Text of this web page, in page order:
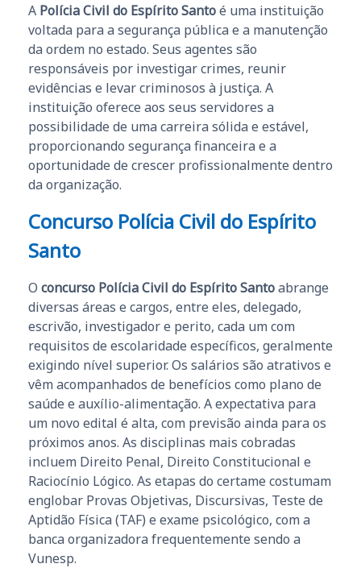
A Polícia Civil do Espírito Santoé uma instituição
voltada para a segurança pública e a manutenção
da ordem no estado. Seus agentes são
responsáveis por investigar crimes, reunir
evidências e levar criminosos à justiça. A
instituição oferece aos seus servidores a
possibilidade de uma carreira sólida e estável,
proporcionando segurança financeira e a
oportunidade de crescer profissionalmente dentro
da organização.
Concurso Polícia Civil do Espírito
Santo
O concurso Polícia Civil do Espírito Santoabrange
diversas áreas e cargos, entre eles, delegado,
escrivão, investigador e perito, cada um com
requisitos de escolaridade específicos, geralmente
exigindo nível superior. Os salários são atrativos e
vêm acompanhados de benefícios como plano de
saúde e auxílio-alimentação. A expectativa para
um novo edital é alta, com previsão ainda para os
próximos anos. As disciplinas mais cobradas
incluem Direito Penal, Direito Constitucional e
Raciocínio Lógico. As etapas do certame costumam
englobar Provas Objetivas, Discursivas, Teste de
Aptidão Física (TAF) e exame psicológico, com a
banca organizadora frequentemente sendo a
Vunesp.